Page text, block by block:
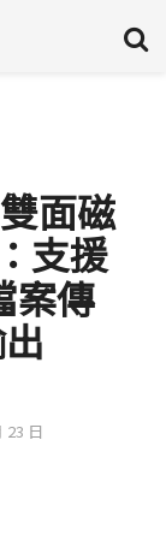
面磁
支援
案傳
23 日